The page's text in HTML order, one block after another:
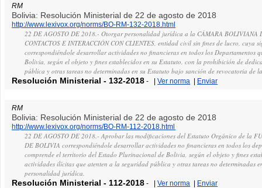
RM
Bolivia: Resolución Ministerial de 22 de agosto de 2018
http://www.lexivox.org/norms/BO-RM-132-2018.html
22 DE AGOSTO DE 2018.- Otorgar personalidad jurídica a la CÁMARA BOLIVIANA
CONTACTOS E INTERACCIÓN CON CLIENTES, entidad civil sin fines de lucro, cuya
correspondiéndole desarrollar actividades no financieras en todos los
Bolivia, según el objeto y fines establecidos en su Estatuto, con la prohibición de
pública y otras tareas no determinadas en su Estatuto bajo sanción de revocatoria de
Resolución Ministerial - 132-2018 - |Ver norma | Enviar
RM
Bolivia: Resolución Ministerial de 22 de agosto de 2018
http://www.lexivox.org/norms/BO-RM-112-2018.html
22 DE AGOSTO DE 2018.- Aprobar las modificaciones del Estatuto Orgánico de la
DE BOLIVIA correspondiéndole desarrollar actividades no financieras en todos los
comprende el territorio del Estado Plurinacional de Bolivia, según el objeto y fines
actividades ilícitas que atenten a la seguridad pública y otras tareas no determinadas
personalidad jurídica.
Resolución Ministerial - 112-2018 - |Ver norma | Enviar